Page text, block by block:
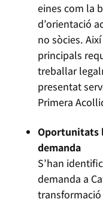
eines com la
d’orientació
no sòcies.
principals
treballar
presentat
Primera
Oportunitats
demanda
S’han
demanda a